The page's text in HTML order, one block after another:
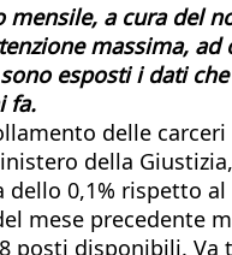
a cura del
massima,
esposti i dati
fa.
delle
della
0,1% rispetto al
mese precedente
posti disponibili.